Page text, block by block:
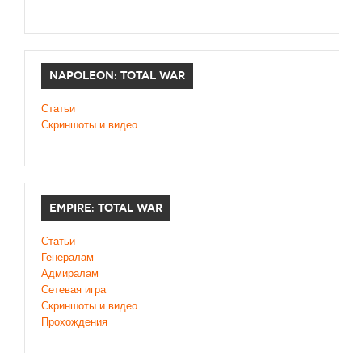
NAPOLEON: TOTAL WAR
Статьи
Скриншоты и видео
EMPIRE: TOTAL WAR
Статьи
Генералам
Адмиралам
Сетевая игра
Скриншоты и видео
Прохождения